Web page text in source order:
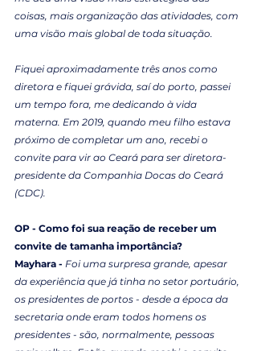
coisas, mais organização das atividades, com
uma visão mais global de toda situação.
Fiquei aproximadamente três anos como
diretora e fiquei grávida, saí do porto, passei
um tempo fora, me dedicando à vida
materna. Em 2019, quando meu filho estava
próximo de completar um ano, recebi o
convite para vir ao Ceará para ser diretora-
presidente da Companhia Docas do Ceará
(CDC).
OP - Como foi sua reação de receber um
convite de tamanha importância?
Mayhara - Foi uma surpresa grande, apesar
da experiência que já tinha no setor portuário,
os presidentes de portos - desde a época da
secretaria onde eram todos homens os
presidentes - são, normalmente, pessoas